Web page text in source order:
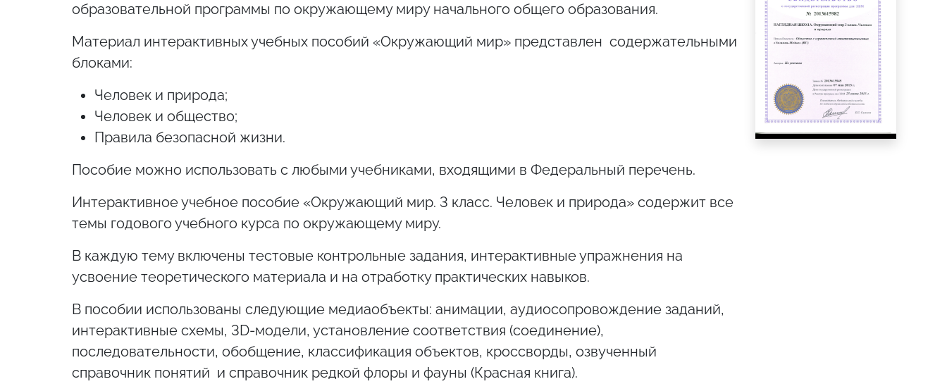
образовательной программы по окружающему миру начального общего образования.
Материал интерактивных учебных пособий «Окружающий мир» представлен содержательными
блоками:
Человек и природа;
Человек и общество;
Правила безопасной жизни.
Пособие можно использовать с любыми учебниками, входящими в Федеральный перечень.
Интерактивное учебное пособие «Окружающий мир. 3 класс. Человек и природа» содержит все
темы годового учебного курса по окружающему миру.
В каждую тему включены тестовые контрольные задания, интерактивные упражнения на
усвоение теоретического материала и на отработку практических навыков.
В пособии использованы следующие медиаобъекты: анимации, аудиосопровождение заданий,
интерактивные схемы, 3D-модели, установление соответствия (соединение),
последовательности, обобщение, классификация объектов, кроссворды, озвученный
справочник понятий и справочник редкой флоры и фауны (Красная книга).